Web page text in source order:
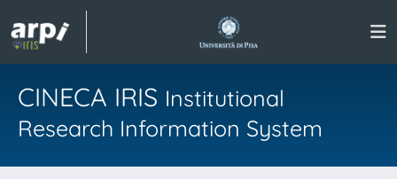
CINECA IRIS Institutional
Research Information System